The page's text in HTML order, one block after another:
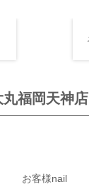
福岡天神店
お客様nail